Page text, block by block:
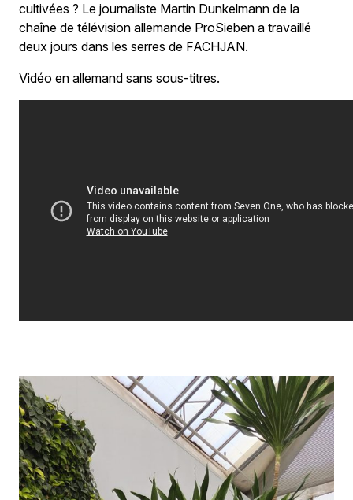
cultivées ? Le journaliste Martin Dunkelmann de la
chaîne de télévision allemande ProSieben a travaillé
deux jours dans les serres de FACHJAN.
Vidéo en allemand sans sous-titres.